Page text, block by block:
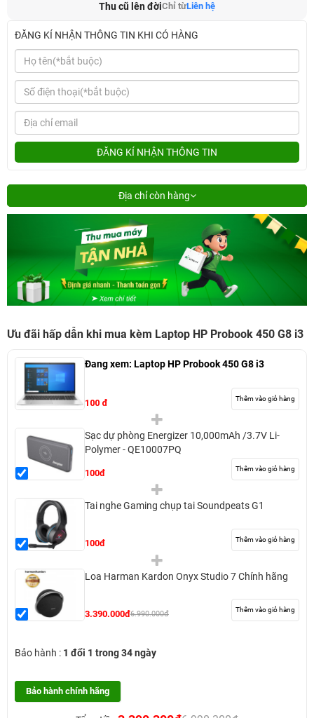
Thu cũ lên đờiChỉ từLiên hệ
ĐĂNG KÍ NHẬN THÔNG TIN KHI CÓ HÀNG
ĐĂNG KÍ NHẬN THÔNG TIN
Địa chỉ còn hàng
Ưu đãi hấp dẫn khi mua kèm Laptop HP Probook 450 G8 i3
Đang xem: Laptop HP Probook 450 G8 i3
100 đ Thêm vào giỏ hàng
Sạc dự phòng Energizer 10,000mAh /3.7V Li-
Polymer - QE10007PQ
100đ Thêm vào giỏ hàng
Tai nghe Gaming chụp tai Soundpeats G1
100đ Thêm vào giỏ hàng
Loa Harman Kardon Onyx Studio 7 Chính hãng
3.390.000đ6.990.000đ Thêm vào giỏ hàng
Bảo hành : 1 đổi 1 trong 34 ngày
Bảo hành chính hãng